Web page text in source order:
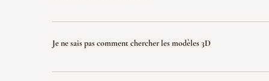
vous disposez d'un fichier 3D ? faites le nous
garantir la propriété intellectuelle.
Je ne sais pas comment chercher les modèles 3D
Indiquez nous ce que vous recherchez (jeux,